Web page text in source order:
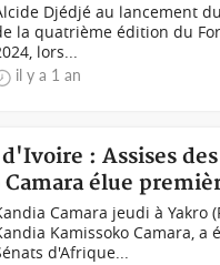
Djédjé au lancement
la quatrième édition du
lors...
il y a 1 an
: Assises
Camara élue
Camara jeudi à Yakro
Kamissoko Camara,
d'Afrique...